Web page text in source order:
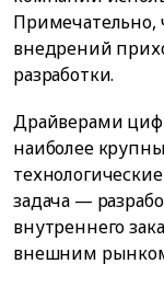
Примечательно,
внедрений
разработки.
Драйверами
наиболее
задача —
внутреннего
внешним